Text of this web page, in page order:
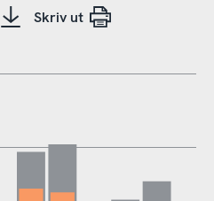
Skriv ut